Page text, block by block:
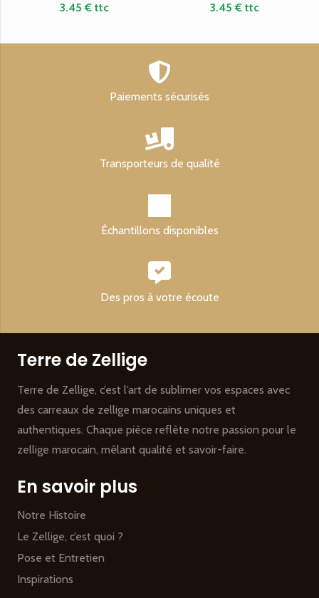
3.45 € ttc 3.45 € ttc
Paiements sécurisés
Transporteurs de qualité
Échantillons disponibles
Des pros à votre écoute
Terre de Zellige
Terre de Zellige, c’est l’art de sublimer vos espaces avec
des carreaux de zellige marocains uniques et
authentiques. Chaque pièce reflète notre passion pour le
zellige marocain, mêlant qualité et savoir-faire.
En savoir plus
Notre Histoire
Le Zellige, c’est quoi ?
Pose et Entretien
Inspirations